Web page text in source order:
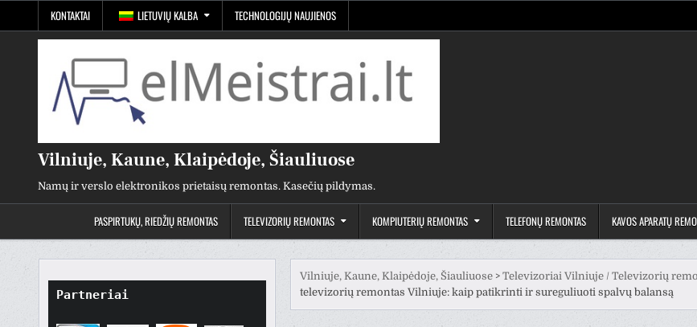
KONTAKTAI LIETUVIŲ KALBA TECHNOLOGIJŲ NAUJIENOS
Vilniuje, Kaune, Klaipėdoje, Šiauliuose
Namų ir verslo elektronikos prietaisų remontas. Kasečių pildymas.
PASPIRTUKŲ, RIEDŽIŲ REMONTAS TELEVIZORIŲ REMONTAS KOMPIUTERIŲ REMONTAS TELEFONŲ REMONTAS KAVOS APARATŲ
Partneriai
Vilniuje, Kaune, Klaipėdoje, Šiauliuose> Televizoriai Vilniuje / Televizorių
televizorių remontas Vilniuje: kaip patikrinti ir sureguliuoti spalvų balansą